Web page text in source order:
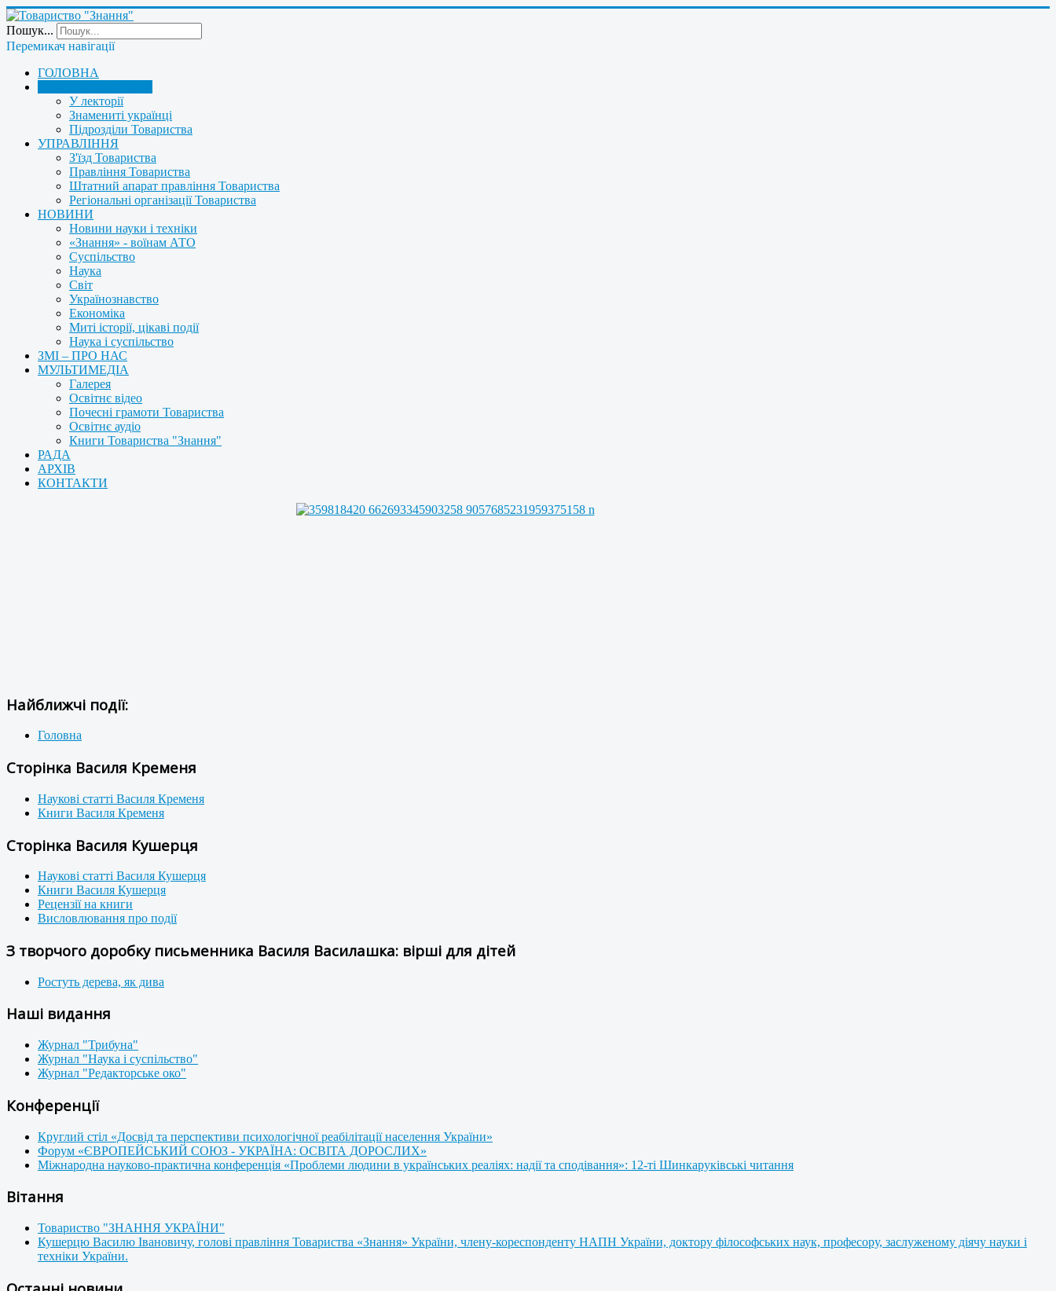
Пошук...
Перемикач навігації
ГОЛОВНА
У лекторії
Знамениті українці
Підрозділи Товариства
УПРАВЛІННЯ
З'їзд Товариства
Правління Товариства
Штатний апарат правління Товариства
Регіональні організації Товариства
НОВИНИ
Новини науки і техніки
«Знання» - воїнам АТО
Суспільство
Наука
Світ
Українознавство
Економіка
Миті історії, цікаві події
Наука і суспільство
ЗМІ – ПРО НАС
МУЛЬТИМЕДІА
Галерея
Освітнє відео
Почесні грамоти Товариства
Освітнє аудіо
Книги Товариства "Знання"
РАДА
АРХІВ
КОНТАКТИ
Найближчі події:
Головна
Сторінка Василя Кременя
Наукові статті Василя Кременя
Книги Василя Кременя
Сторінка Василя Кушерця
Наукові статті Василя Кушерця
Книги Василя Кушерця
Рецензії на книги
Висловлювання про події
З творчого доробку письменника Василя Василашка: вірші для дітей
Ростуть дерева, як дива
Наші видання
Журнал "Трибуна"
Журнал "Наука і суспільство"
Журнал "Редакторське око"
Конференції
Круглий стіл «Досвід та перспективи психологічної реабілітації населення України»
Форум «ЄВРОПЕЙСЬКИЙ СОЮЗ - УКРАЇНА: ОСВІТА ДОРОСЛИХ»
Міжнародна науково-практична конференція «Проблеми людини в українських реаліях: надії та сподівання»: 12-ті Шинкаруківські читання
Вітання
Товариство "ЗНАННЯ УКРАЇНИ"
Кушерцю Василю Івановичу, голові правління Товариства «Знання» України, члену-кореспонденту НАПН України, доктору філософських наук, професору, заслуженому діячу науки і
техніки України.